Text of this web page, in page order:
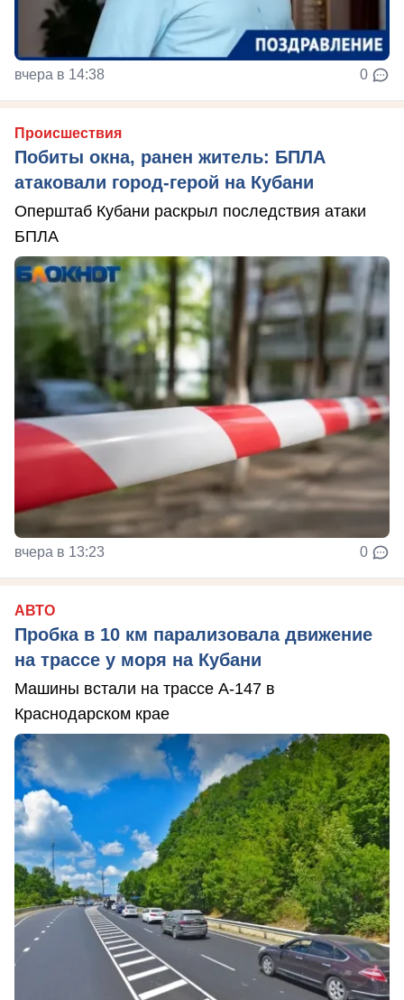
вчера в 14:38 0
Происшествия
Побиты окна, ранен житель: БПЛА
атаковали город-герой на Кубани
Оперштаб Кубани раскрыл последствия атаки
БПЛА
вчера в 13:23 0
АВТО
Пробка в 10 км парализовала движение
на трассе у моря на Кубани
Машины встали на трассе А-147 в
Краснодарском крае